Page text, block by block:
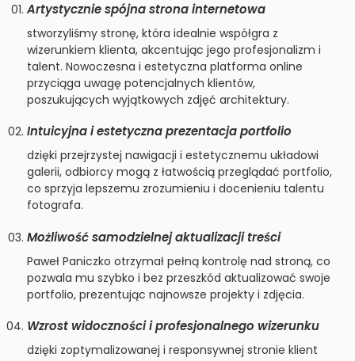
Artystycznie spójna strona internetowa
stworzyliśmy stronę, która idealnie współgra z
wizerunkiem klienta, akcentując jego profesjonalizm i
talent. Nowoczesna i estetyczna platforma online
przyciąga uwagę potencjalnych klientów,
poszukujących wyjątkowych zdjęć architektury.
Intuicyjna i estetyczna prezentacja portfolio
dzięki przejrzystej nawigacji i estetycznemu układowi
galerii, odbiorcy mogą z łatwością przeglądać portfolio,
co sprzyja lepszemu zrozumieniu i docenieniu talentu
fotografa.
Możliwość samodzielnej aktualizacji treści
Paweł Paniczko otrzymał pełną kontrolę nad stroną, co
pozwala mu szybko i bez przeszkód aktualizować swoje
portfolio, prezentując najnowsze projekty i zdjęcia.
Wzrost widoczności i profesjonalnego wizerunku
dzięki zoptymalizowanej i responsywnej stronie klient